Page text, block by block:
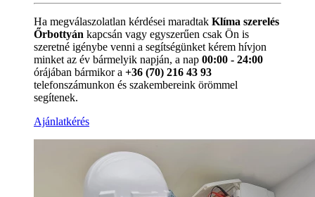
Ha megválaszolatlan kérdései maradtak Klíma szerelés
Őrbottyán kapcsán vagy egyszerűen csak Ön is
szeretné igénybe venni a segítségünket kérem hívjon
minket az év bármelyik napján, a nap 00:00 - 24:00
órájában bármikor a +36 (70) 216 43 93
telefonszámunkon és szakembereink örömmel
segítenek.
Ajánlatkérés